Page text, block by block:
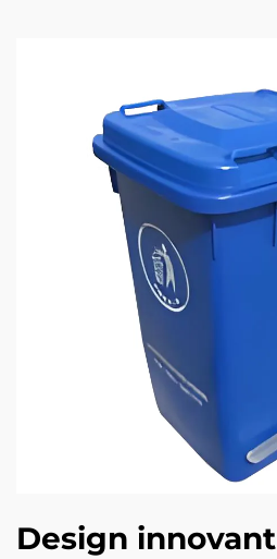
Design innovant